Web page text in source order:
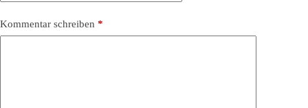
Kommentar schreiben *